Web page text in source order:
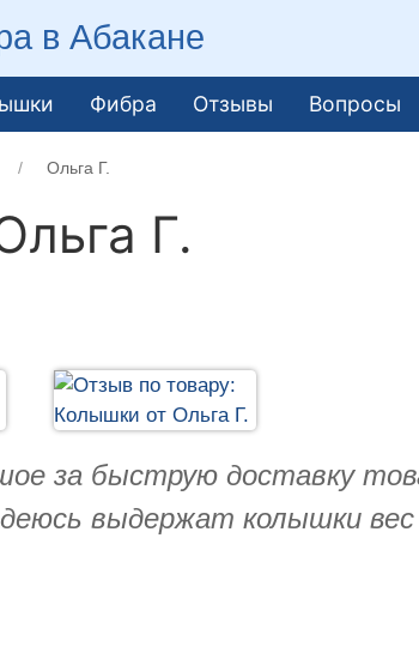
в Абакане
Фибра Отзывы Вопросы
Ольга Г.
Г.
за быструю доставку
выдержат колышки вес